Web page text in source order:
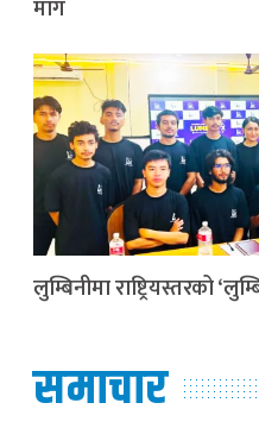
माग
लुम्बिनीमा राष्ट्रियस्तरको
समाचार